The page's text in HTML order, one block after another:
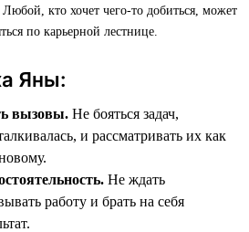
кто хочет чего-то добиться, может
по карьерной лестнице.
Яны:
вызовы. Не бояться задач,
и рассматривать их как
Не ждать
работу и брать на себя